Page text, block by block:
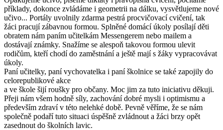
příklady, dokonce zvládáme i geometrii na dálku, vysvětlujeme nové
učivo... Portály uvolnily zdarma pestrá procvičovací cvičení, tak
žáci pracují zábavnou formou. Splněné domácí úkoly posílají děti
obratem nám paním učitelkám Messengerem nebo mailem a
dostávají známky. Snažíme se alespoň takovou formou ulevit
rodičům, kteří chodí do zaměstnání a ještě mají s žáky vypracovávat
úkoly.
Paní učitelky, paní vychovatelka i paní školnice se také zapojily do
celorepublikové akce
a ve škole šijí roušky pro občany. Moc jim za tuto iniciativu děkuji.
Přeji nám všem hodně síly, zachování dobré mysli i optimismu a
především zdraví v této nelehké době. Pevně věříme, že se nám
společně podaří tuto situaci úspěšně zvládnout a žáci brzy opět
zasednout do školních lavic.